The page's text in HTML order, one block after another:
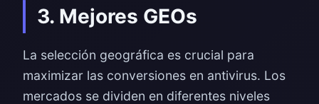
3. Mejores GEOs
La selección geográfica es crucial para
maximizar las conversiones en antivirus. Los
mercados se dividen en diferentes niveles